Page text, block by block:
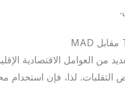
من العوامل الاقتصادية
التقلبات. لذا، فإن استخدام